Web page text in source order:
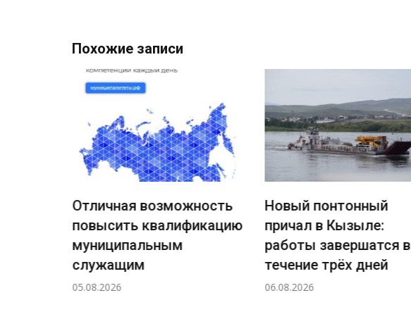
Похожие записи
Отличная возможность
повысить квалификацию
муниципальным
служащим
05.08.2026
Новый понтонный
причал в Кызыле:
работы завершатся в
течение трёх дней
06.08.2026